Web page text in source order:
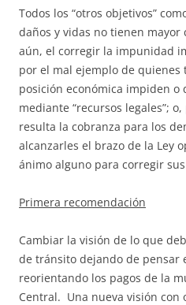
Todos los “otros objetivos”
daños y vidas no tienen
aún, el corregir la impunidad
por el mal ejemplo de
posición económica impiden o
mediante “recursos legales”;
resulta la cobranza para los
alcanzarles el brazo de la Ley
ánimo alguno para corregir
Primera recomendación
Cambiar la visión de lo que
de tránsito dejando de pensar
reorientando los pagos de la
Central. Una nueva visión con